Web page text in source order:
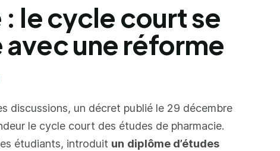
le cycle court se
une réforme
discussions, un décret publié le 29 décembre
le cycle court des études de pharmacie.
étudiants, introduit un diplôme d’études